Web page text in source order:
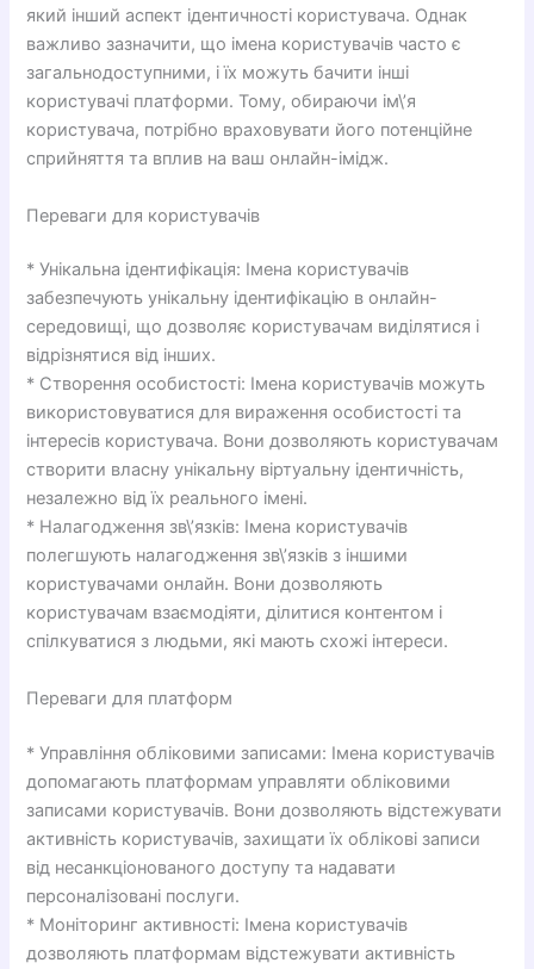
який інший аспект ідентичності користувача. Однак
важливо зазначити, що імена користувачів часто є
загальнодоступними, і їх можуть бачити інші
користувачі платформи. Тому, обираючи ім\’я
користувача, потрібно враховувати його потенційне
сприйняття та вплив на ваш онлайн-імідж.
Переваги для користувачів
* Унікальна ідентифікація: Імена користувачів
забезпечують унікальну ідентифікацію в онлайн-
середовищі, що дозволяє користувачам виділятися і
відрізнятися від інших.
* Створення особистості: Імена користувачів можуть
використовуватися для вираження особистості та
інтересів користувача. Вони дозволяють користувачам
створити власну унікальну віртуальну ідентичність,
незалежно від їх реального імені.
* Налагодження зв\’язків: Імена користувачів
полегшують налагодження зв\’язків з іншими
користувачами онлайн. Вони дозволяють
користувачам взаємодіяти, ділитися контентом і
спілкуватися з людьми, які мають схожі інтереси.
Переваги для платформ
* Управління обліковими записами: Імена користувачів
допомагають платформам управляти обліковими
записами користувачів. Вони дозволяють відстежувати
активність користувачів, захищати їх облікові записи
від несанкціонованого доступу та надавати
персоналізовані послуги.
* Моніторинг активності: Імена користувачів
дозволяють платформам відстежувати активність